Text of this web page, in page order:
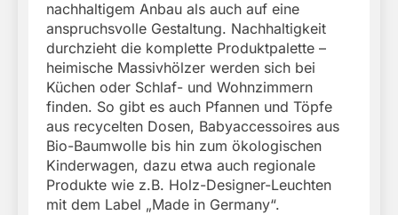
nachhaltigem Anbau als auch auf eine
anspruchsvolle Gestaltung. Nachhaltigkeit
durchzieht die komplette Produktpalette –
heimische Massivhölzer werden sich bei
Küchen oder Schlaf- und Wohnzimmern
finden. So gibt es auch Pfannen und Töpfe
aus recycelten Dosen, Babyaccessoires aus
Bio-Baumwolle bis hin zum ökologischen
Kinderwagen, dazu etwa auch regionale
Produkte wie z.B. Holz-Designer-Leuchten
mit dem Label „Made in Germany“.